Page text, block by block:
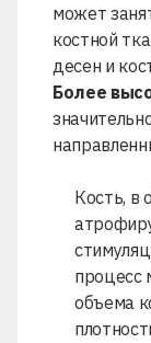
может
костной
десен и
Более
Кость, в
процесс
объема